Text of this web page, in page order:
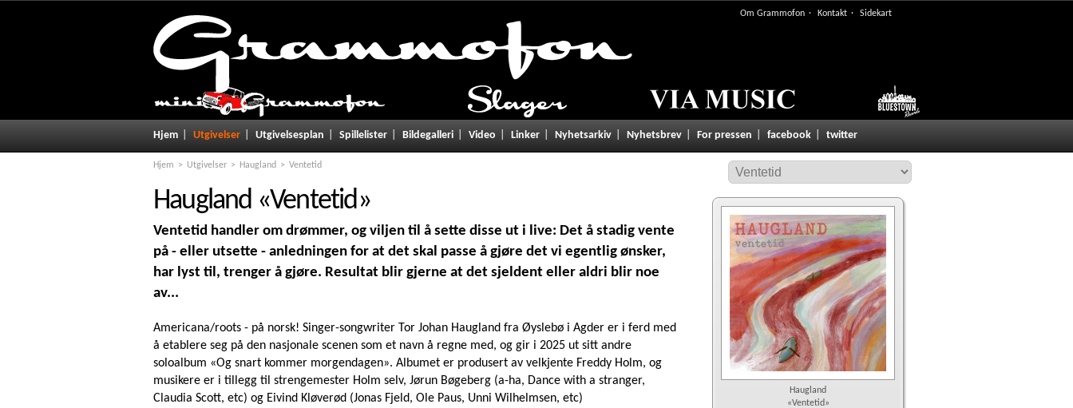
Om Grammofon Kontakt Sidekart
Hjem Utgivelser Utgivelsesplan Spillelister Bildegalleri Video Linker Nyhetsarkiv Nyhetsbrev For pressen facebook twitter
Hjem Utgivelser Haugland Ventetid
Haugland «Ventetid»
Ventetid handler om drømmer, og viljen til å sette disse ut i live: Det å stadig vente
på - eller utsette - anledningen for at det skal passe å gjøre det vi egentlig ønsker,
har lyst til, trenger å gjøre. Resultat blir gjerne at det sjeldent eller aldri blir noe
av...
Americana/roots - på norsk! Singer-songwriter Tor Johan Haugland fra Øyslebø i Agder er i ferd med
å etablere seg på den nasjonale scenen som et navn å regne med, og gir i 2025 ut sitt andre
soloalbum «Og snart kommer morgendagen». Albumet er produsert av velkjente Freddy Holm, og
musikere er i tillegg til strengemester Holm selv, Jørun Bøgeberg (a-ha, Dance with a stranger,
Claudia Scott, etc) og Eivind Kløverød (Jonas Fjeld, Ole Paus, Unni Wilhelmsen, etc)
Haugland
«Ventetid»